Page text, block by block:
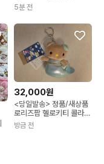
5분 전
32,000원
<당일발송> 정품/새상품
로리즈팜 헬로키티 콜라보
인형키링
방금 전